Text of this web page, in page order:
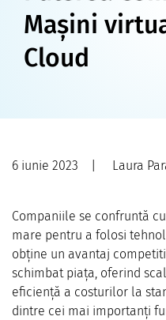
Mașini
Cloud
6 iunie 2023 Laura
Companiile se confruntă
mare pentru a folosi
obține un avantaj
schimbat piața, oferind
eficiență a costurilor la
dintre cei mai importanți